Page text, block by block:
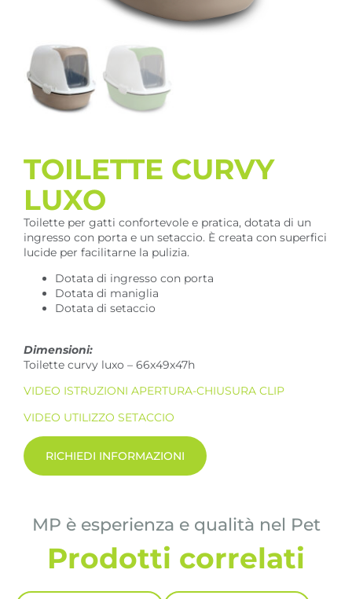
TOILETTE CURVY
LUXO
Toilette per gatti confortevole e pratica, dotata di un
ingresso con porta e un setaccio. È creata con superfici
lucide per facilitarne la pulizia.
Dotata di ingresso con porta
Dotata di maniglia
Dotata di setaccio
Dimensioni:
Toilette curvy luxo – 66x49x47h
VIDEO ISTRUZIONI APERTURA-CHIUSURA CLIP
VIDEO UTILIZZO SETACCIO
RICHIEDI INFORMAZIONI
MP è esperienza e qualità nel Pet
Prodotti correlati